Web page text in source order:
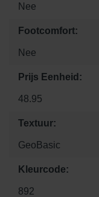
Nee
Footcomfort:
Nee
Prijs Eenheid:
48.95
Textuur:
GeoBasic
Kleurcode:
892